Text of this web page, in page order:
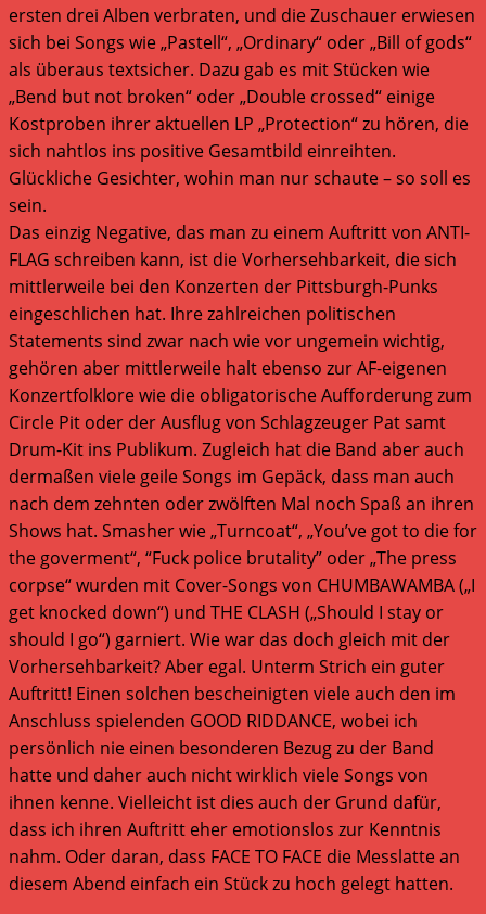
ersten drei Alben verbraten, und die Zuschauer erwiesen
sich bei Songs wie „Pastell“, „Ordinary“ oder „Bill of gods“
als überaus textsicher. Dazu gab es mit Stücken wie
„Bend but not broken“ oder „Double crossed“ einige
Kostproben ihrer aktuellen LP „Protection“ zu hören, die
sich nahtlos ins positive Gesamtbild einreihten.
Glückliche Gesichter, wohin man nur schaute – so soll es
sein.
Das einzig Negative, das man zu einem Auftritt von ANTI-
FLAG schreiben kann, ist die Vorhersehbarkeit, die sich
mittlerweile bei den Konzerten der Pittsburgh-Punks
eingeschlichen hat. Ihre zahlreichen politischen
Statements sind zwar nach wie vor ungemein wichtig,
gehören aber mittlerweile halt ebenso zur AF-eigenen
Konzertfolklore wie die obligatorische Aufforderung zum
Circle Pit oder der Ausflug von Schlagzeuger Pat samt
Drum-Kit ins Publikum. Zugleich hat die Band aber auch
dermaßen viele geile Songs im Gepäck, dass man auch
nach dem zehnten oder zwölften Mal noch Spaß an ihren
Shows hat. Smasher wie „Turncoat“, „You’ve got to die for
the goverment“, “Fuck police brutality” oder „The press
corpse“ wurden mit Cover-Songs von CHUMBAWAMBA („I
get knocked down“) und THE CLASH („Should I stay or
should I go“) garniert. Wie war das doch gleich mit der
Vorhersehbarkeit? Aber egal. Unterm Strich ein guter
Auftritt! Einen solchen bescheinigten viele auch den im
Anschluss spielenden GOOD RIDDANCE, wobei ich
persönlich nie einen besonderen Bezug zu der Band
hatte und daher auch nicht wirklich viele Songs von
ihnen kenne. Vielleicht ist dies auch der Grund dafür,
dass ich ihren Auftritt eher emotionslos zur Kenntnis
nahm. Oder daran, dass FACE TO FACE die Messlatte an
diesem Abend einfach ein Stück zu hoch gelegt hatten.